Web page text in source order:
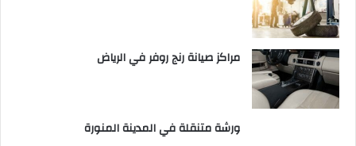
مراكز صيانة رنج روفر في الرياض
ورشة متنقلة في المدينة المنورة